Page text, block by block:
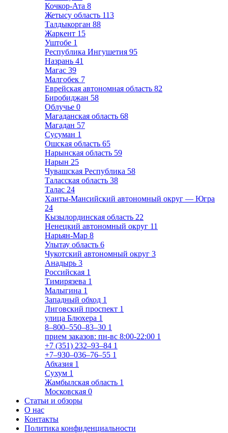
Кочкор-Ата 8
Жетысу область 113
Талдыкорган 88
Жаркент 15
Уштобе 1
Республика Ингушетия 95
Назрань 41
Магас 39
Малгобек 7
Еврейская автономная область 82
Биробиджан 58
Облучье 0
Магаданская область 68
Магадан 57
Сусуман 1
Ошская область 65
Нарынская область 59
Нарын 25
Чувашская Республика 58
Таласская область 38
Талас 24
Ханты-Мансийский автономный округ — Югра
24
Кызылординская область 22
Ненецкий автономный округ 11
Нарьян-Мар 8
Улытау область 6
Чукотский автономный округ 3
Анадырь 3
Российская 1
Тимирязева 1
Малыгина 1
Западный обход 1
Лиговский проспект 1
улица Блюхера 1
8‒800‒550‒83‒30 1
прием заказов: пн-вс 8:00-22:00 1
+7 (351) 232‒93‒84 1
+7‒930‒036‒76‒55 1
Абхазия 1
Сухум 1
Жамбылская область 1
Московская 0
Статьи и обзоры
О нас
Контакты
Политика конфиденциальности